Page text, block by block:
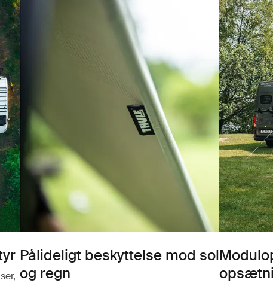
Pålideligt beskyttelse mod sol
og regn